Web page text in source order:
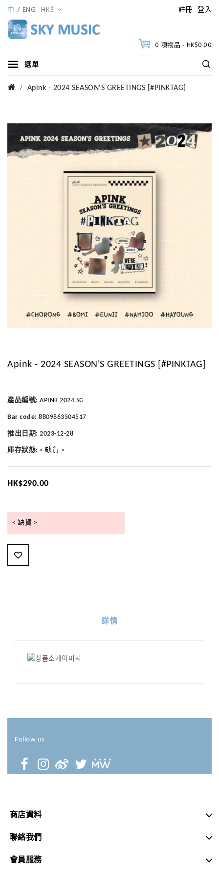
註冊 登入
中 ENG HK$
0 項物品 - HK$0.00
選單
Apink - 2024 SEASON'S GREETINGS [#PINKTAG]
Apink - 2024 SEASON'S GREETINGS [#PINKTAG]
產品編號: APINK 2024 SG
Bar code: 8809863504517
推出日期: 2023-12-28
庫存狀態: < 缺貨 >
HK$290.00
< 缺貨 >
詳情
Follow us
商店資料
聯絡我們
會員服務